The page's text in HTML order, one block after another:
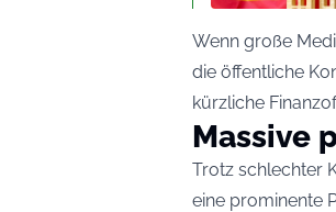
Wenn große
die öffentliche
kürzliche
Massive
Trotz schlechter
eine prominente